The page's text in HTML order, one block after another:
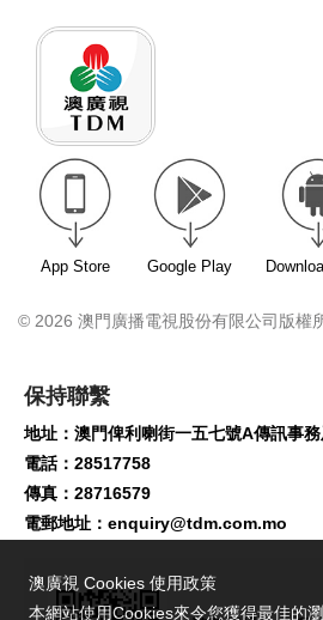
App Store Google Play
© 2026 澳門廣播電視股份有限公司版權
保持聯繫
地址：澳門俾利喇街一五七號A傳訊事
電話：28517758
傳真：28716579
電郵地址： enquiry@tdm.com.mo
澳廣視 Cookies 使用政策
本網站使用Cookies來令您獲得最佳的